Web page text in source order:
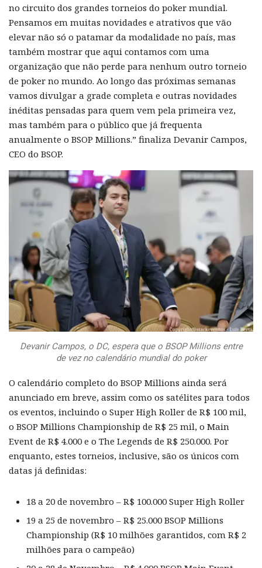
no circuito dos grandes torneios do poker mundial.
Pensamos em muitas novidades e atrativos que vão
elevar não só o patamar da modalidade no país, mas
também mostrar que aqui contamos com uma
organização que não perde para nenhum outro torneio
de poker no mundo. Ao longo das próximas semanas
vamos divulgar a grade completa e outras novidades
inéditas pensadas para quem vem pela primeira vez,
mas também para o público que já frequenta
anualmente o BSOP Millions.” finaliza Devanir Campos,
CEO do BSOP.
Devanir Campos, o DC, espera que o BSOP Millions entre
de vez no calendário mundial do poker
O calendário completo do BSOP Millions ainda será
anunciado em breve, assim como os satélites para todos
os eventos, incluindo o Super High Roller de R$ 100 mil,
o BSOP Millions Championship de R$ 25 mil, o Main
Event de R$ 4.000 e o The Legends de R$ 250.000. Por
enquanto, estes torneios, inclusive, são os únicos com
datas já definidas:
18 a 20 de novembro – R$ 100.000 Super High Roller
19 a 25 de novembro – R$ 25.000 BSOP Millions
Championship (R$ 10 milhões garantidos, com R$ 2
milhões para o campeão)